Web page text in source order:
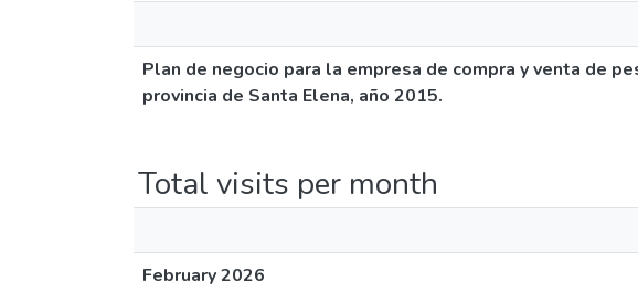
Plan de negocio para la empresa de compra y venta de
provincia de Santa Elena, año 2015.
Total visits per month
February 2026